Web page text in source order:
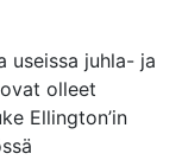
useissa juhla- ja
olleet
Ellington’in